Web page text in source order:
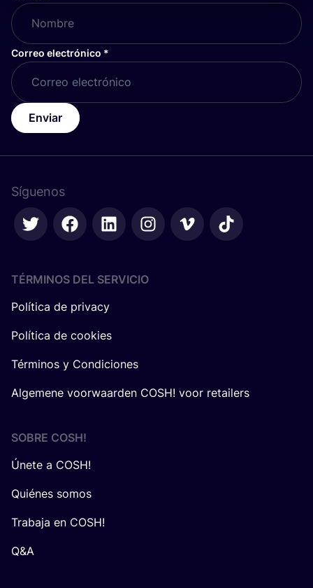
Correo electrónico *
Enviar
Síguenos
TÉRMINOS DEL SERVICIO
Política de privacy
Política de cookies
Términos y Condiciones
Algemene voorwaarden COSH! voor retailers
SOBRE COSH!
Únete a COSH!
Quiénes somos
Trabaja en COSH!
Q&A